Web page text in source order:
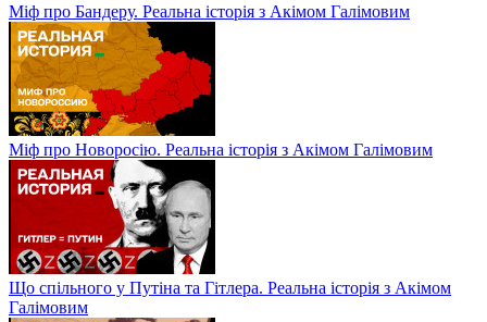
Міф про Бандеру. Реальна історія з Акімом Галімовим
Міф про Новоросію. Реальна історія з Акімом Галімовим
Що спільного у Путіна та Гітлера. Реальна історія з Акімом
Галімовим